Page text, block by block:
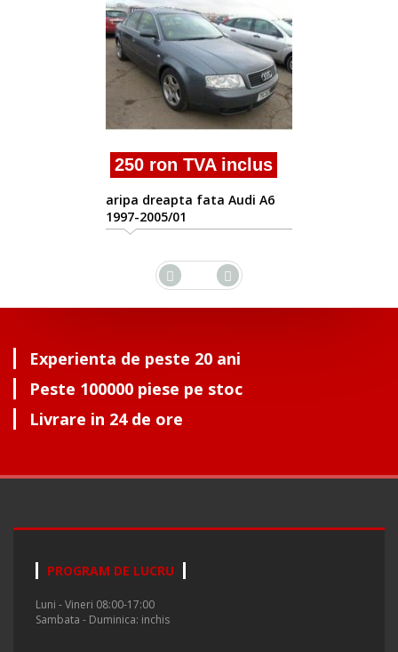
aripa dreapta fata
2.5tdi
Experienta de peste 20 ani
Peste 100000 piese pe stoc
Livrare in 24 de ore
PROGRAM DE LUCRU
Luni - Vineri 08:00-17:00
Sambata - Duminica: inchis